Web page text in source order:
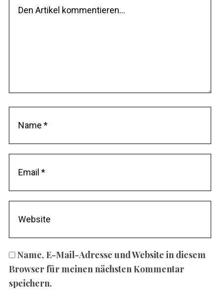
Name, E-Mail-Adresse und Website in diesem
Browser für meinen nächsten Kommentar
speichern.